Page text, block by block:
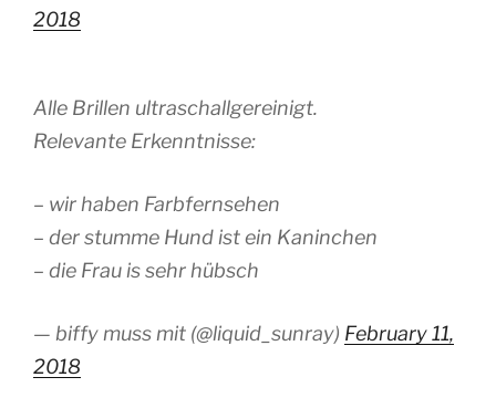
2018
Alle Brillen ultraschallgereinigt.
Relevante Erkenntnisse:
– wir haben Farbfernsehen
– der stumme Hund ist ein Kaninchen
– die Frau is sehr hübsch
— biffy muss mit (@liquid_sunray) February 11,
2018